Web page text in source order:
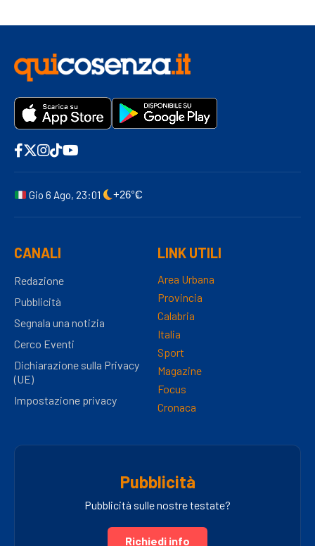
Gio 6 Ago, 23:01 +26°C
CANALI
Redazione
Pubblicità
Segnala una notizia
Cerco Eventi
Dichiarazione sulla Privacy
(UE)
Impostazione privacy
LINK UTILI
Area Urbana
Provincia
Calabria
Italia
Sport
Magazine
Focus
Cronaca
Pubblicità
Pubblicità sulle nostre testate?
Richiedi info